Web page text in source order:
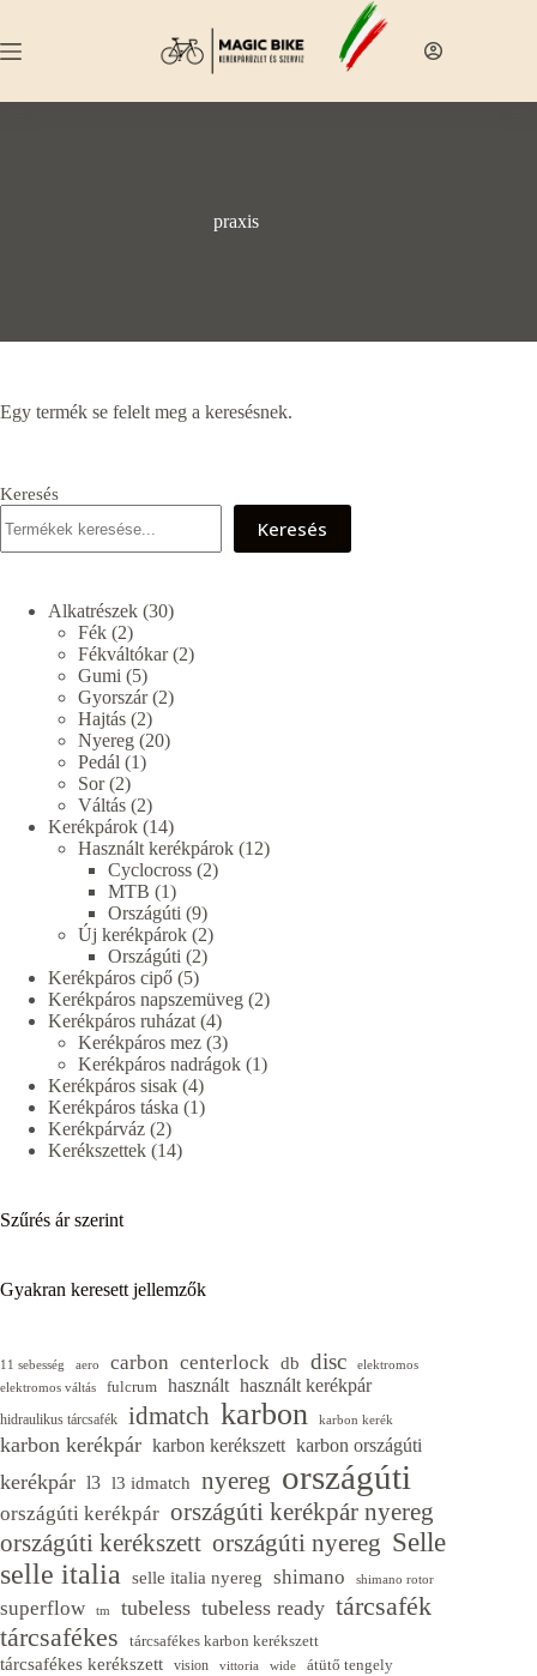
content
praxis
Egy termék se felelt meg a keresésnek.
Keresés
Keresés
Alkatrészek 3030
Fék 22
termék
Fékváltókar 22
Gumi 55
termék
Gyorszár 22
Hajtás 22
termék
Nyereg 2020
Pedál 11
Sor 22
termék
Váltás 22
termék
Kerékpárok 1414
termék
Használt kerékpárok 1212
Cyclocross 22
MTB 11
termék
Országúti 99
termék
Új kerékpárok 22
termék
Országúti 22
Kerékpáros cipő 55
termék
Kerékpáros napszemüveg 22
Kerékpáros ruházat 44
termék
Kerékpáros mez 33
termék
Kerékpáros nadrágok 11
Kerékpáros sisak 44
termék
Kerékpáros táska 11
Kerékpárváz 22
termék
Kerékszettek 1414
Szűrés ár szerint
Gyakran keresett jellemzők
11 sebesség aero carbon centerlock db disc
elektromos
elektromos váltás
fulcrum használt használt kerékpár
hidraulikus tárcsafék idmatch karbon karbon kerék
karbon kerékpár karbon kerékszett karbon országúti
kerékpár l3 l3 idmatch nyereg országúti
országúti kerékpár országúti kerékpár nyereg
országúti kerékszett országúti nyereg Selle
selle italia selle italia nyereg shimano shimano rotor
superflow tm tubeless tubeless ready tárcsafék
tárcsafékes
tárcsafékes karbon kerékszett
tárcsafékes kerékszett vision vittoria wide
átütő tengely